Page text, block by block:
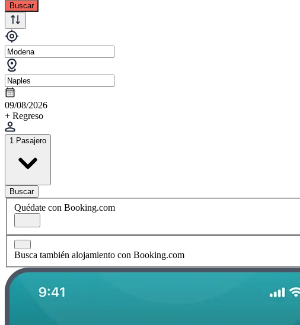
Buscar
09/08/2026
+ Regreso
1 Pasajero
Buscar
Quédate con Booking.com
Busca también alojamiento con Booking.com